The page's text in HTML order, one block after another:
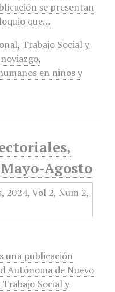
se presentan
que…
, Trabajo Social y
,
en niños y
Agosto
una publicación
Autónoma de Nuevo
Social y